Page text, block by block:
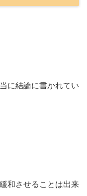
に結論に書かれてい
和させることは出来